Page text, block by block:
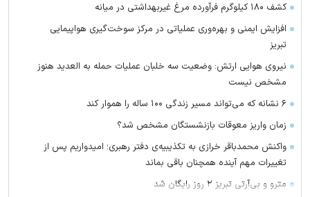
کشف ۱۸۰ کیلوگرم فرآورده‌ مرغ غیربهداشتی در میانه
افزایش ایمنی و بهره‌وری عملیاتی در مرکز سوخت‌گیری هواپیمایی
تبریز
نیروی هوایی ارتش: وضعیت سه خلبان عملیات حمله به العدید هنوز
مشخص نیست
۶ نشانه که می‌تواند مسیر زندگی ۱۰۰ ساله را هموار کند
زمان واریز معوقات بازنشستگان مشخص شد؟
واکنش محمدباقر خرازی به تکذیبیه‌ی دفتر رهبری؛ امیدواریم پس از
تغییرات مهم آینده همچنان باقی بماند
مترو و بی‌آرتی تبریز ۲ روز رایگان شد